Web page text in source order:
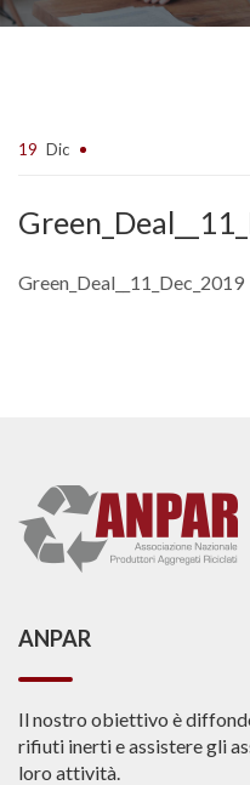
19 Dic
Green_Deal__11_Dec_2019
ANPAR
Il nostro obiettivo è
rifiuti inerti e assistere gli
loro attività.